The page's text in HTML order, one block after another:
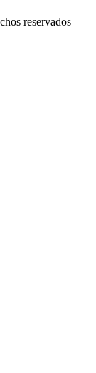
reservados |